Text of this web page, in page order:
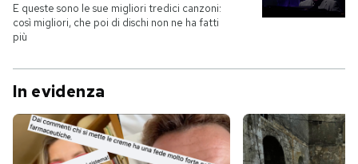
E queste sono le sue migliori tredici canzoni:
così migliori, che poi di dischi non ne ha fatti
più
In evidenza